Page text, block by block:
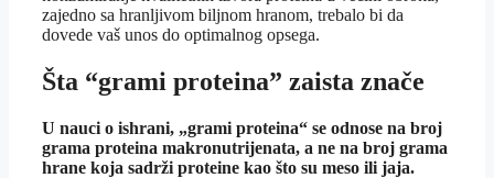
zajedno sa hranljivom biljnom hranom, trebalo bi da
dovede vaš unos do optimalnog opsega.
Šta “grami proteina” zaista znače
U nauci o ishrani, „grami proteina“ se odnose na broj
grama proteina makronutrijenata, a ne na broj grama
hrane koja sadrži proteine kao što su meso ili jaja.